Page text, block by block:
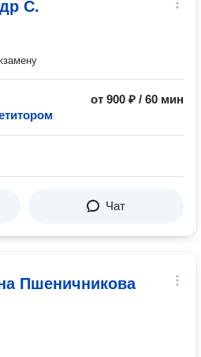
С.
от 900 ₽ / 60 мин
Чат
Пшеничникова